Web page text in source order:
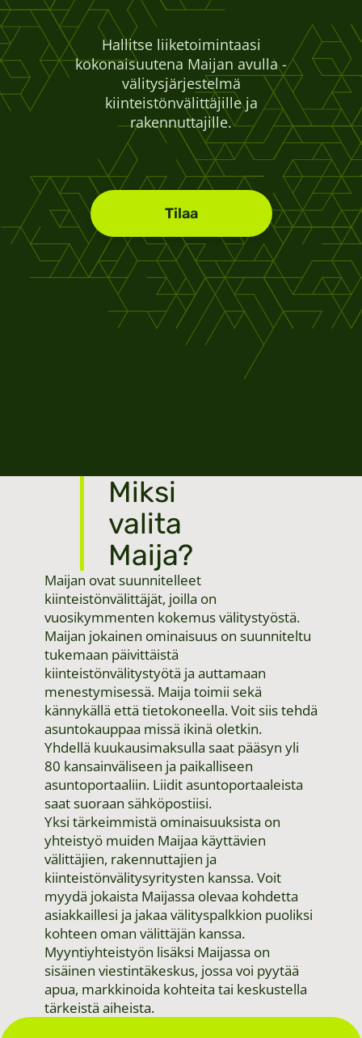
Hallitse liiketoimintaasi
kokonaisuutena Maijan avulla -
välitysjärjestelmä
kiinteistönvälittäjille ja
rakennuttajille.
Tilaa
Miksi
valita
Maija?
Maijan ovat suunnitelleet
kiinteistönvälittäjät, joilla on
vuosikymmenten kokemus välitystyöstä.
Maijan jokainen ominaisuus on suunniteltu
tukemaan päivittäistä
kiinteistönvälitystyötä ja auttamaan
menestymisessä. Maija toimii sekä
kännykällä että tietokoneella. Voit siis tehdä
asuntokauppaa missä ikinä oletkin.
Yhdellä kuukausimaksulla saat pääsyn yli
80 kansainväliseen ja paikalliseen
asuntoportaaliin. Liidit asuntoportaaleista
saat suoraan sähköpostiisi.
Yksi tärkeimmistä ominaisuuksista on
yhteistyö muiden Maijaa käyttävien
välittäjien, rakennuttajien ja
kiinteistönvälitysyritysten kanssa. Voit
myydä jokaista Maijassa olevaa kohdetta
asiakkaillesi ja jakaa välityspalkkion puoliksi
kohteen oman välittäjän kanssa.
Myyntiyhteistyön lisäksi Maijassa on
sisäinen viestintäkeskus, jossa voi pyytää
apua, markkinoida kohteita tai keskustella
tärkeistä aiheista.